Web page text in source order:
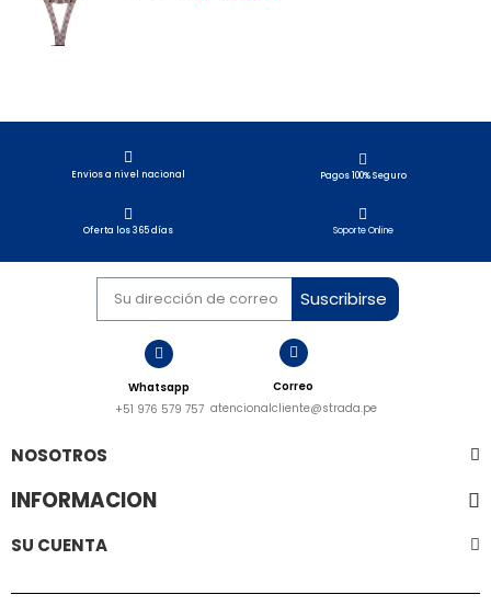
Envios a nivel nacional​ Pagos 100% Seguro
Oferta los 365 días Soporte Online
Suscribirse
Whatsapp
+51 976 579 757
Correo
atencionalcliente@strada.pe
NOSOTROS
INFORMACION
SU CUENTA